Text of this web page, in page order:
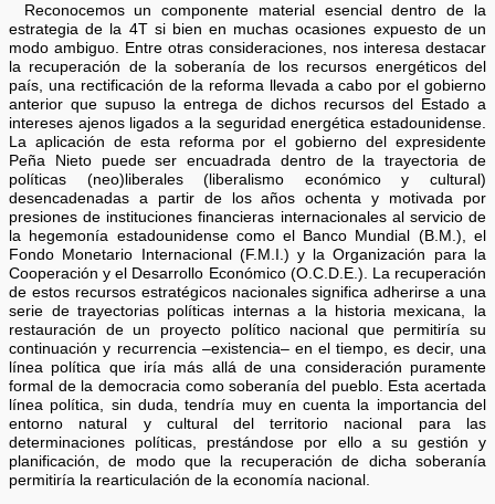
Reconocemos un componente material esencial dentro de la
estrategia de la 4T si bien en muchas ocasiones expuesto de un
modo ambiguo. Entre otras consideraciones, nos interesa destacar
la recuperación de la soberanía de los recursos energéticos del
país, una rectificación de la reforma llevada a cabo por el gobierno
anterior que supuso la entrega de dichos recursos del Estado a
intereses ajenos ligados a la seguridad energética estadounidense.
La aplicación de esta reforma por el gobierno del expresidente
Peña Nieto puede ser encuadrada dentro de la trayectoria de
políticas (neo)liberales (liberalismo económico y cultural)
desencadenadas a partir de los años ochenta y motivada por
presiones de instituciones financieras internacionales al servicio de
la hegemonía estadounidense como el Banco Mundial (B.M.), el
Fondo Monetario Internacional (F.M.I.) y la Organización para la
Cooperación y el Desarrollo Económico (O.C.D.E.). La recuperación
de estos recursos estratégicos nacionales significa adherirse a una
serie de trayectorias políticas internas a la historia mexicana, la
restauración de un proyecto político nacional que permitiría su
continuación y recurrencia –existencia– en el tiempo, es decir, una
línea política que iría más allá de una consideración puramente
formal de la democracia como soberanía del pueblo. Esta acertada
línea política, sin duda, tendría muy en cuenta la importancia del
entorno natural y cultural del territorio nacional para las
determinaciones políticas, prestándose por ello a su gestión y
planificación, de modo que la recuperación de dicha soberanía
permitiría la rearticulación de la economía nacional.